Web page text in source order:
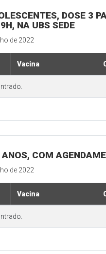
DOSE 3
NA UBS SEDE
de 2022
Vacina
COM
de 2022
Vacina